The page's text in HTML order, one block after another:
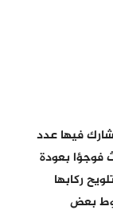
فيها عدد
فوجؤا بعودة
ركابها
بعض